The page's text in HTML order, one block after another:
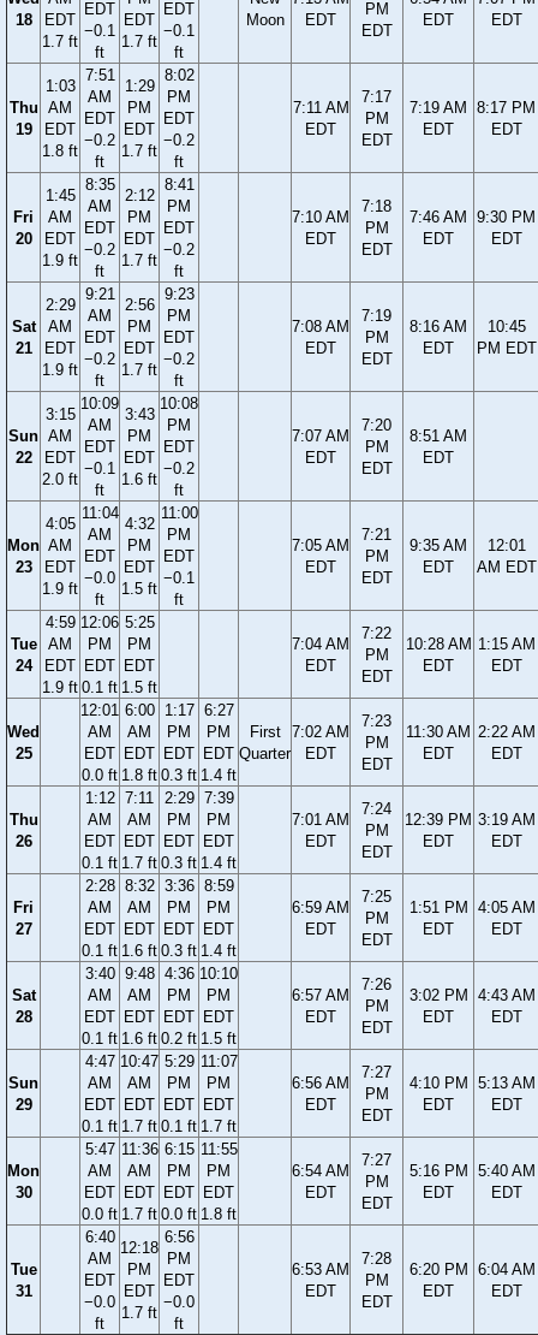
18
EDT
1.7 ft
EDT
−0.1
ft
EDT
1.7 ft
EDT
−0.1
ft
Moon
EDT
PM
EDT
EDT
EDT
Thu
19
1:03
AM
EDT
1.8 ft
7:51
AM
EDT
−0.2
ft
1:29
PM
EDT
1.7 ft
8:02
PM
EDT
−0.2
ft
7:11 AM
EDT
7:17
PM
EDT
7:19 AM
EDT
8:17 PM
EDT
Fri
20
1:45
AM
EDT
1.9 ft
8:35
AM
EDT
−0.2
ft
2:12
PM
EDT
1.7 ft
8:41
PM
EDT
−0.2
ft
7:10 AM
EDT
7:18
PM
EDT
7:46 AM
EDT
9:30 PM
EDT
Sat
21
2:29
AM
EDT
1.9 ft
9:21
AM
EDT
−0.2
ft
2:56
PM
EDT
1.7 ft
9:23
PM
EDT
−0.2
ft
7:08 AM
EDT
7:19
PM
EDT
8:16 AM
EDT
10:45
PM EDT
Sun
22
3:15
AM
EDT
2.0 ft
10:09
AM
EDT
−0.1
ft
3:43
PM
EDT
1.6 ft
10:08
PM
EDT
−0.2
ft
7:07 AM
EDT
7:20
PM
EDT
8:51 AM
EDT
Mon
23
4:05
AM
EDT
1.9 ft
11:04
AM
EDT
−0.0
ft
4:32
PM
EDT
1.5 ft
11:00
PM
EDT
−0.1
ft
7:05 AM
EDT
7:21
PM
EDT
9:35 AM
EDT
12:01
AM EDT
Tue
24
4:59
AM
EDT
1.9 ft
12:06
PM
EDT
0.1 ft
5:25
PM
EDT
1.5 ft
7:04 AM
EDT
7:22
PM
EDT
10:28 AM
EDT
1:15 AM
EDT
Wed
25
12:01
AM
EDT
0.0 ft
6:00
AM
EDT
1.8 ft
1:17
PM
EDT
0.3 ft
6:27
PM
EDT
1.4 ft
First
Quarter
7:02 AM
EDT
7:23
PM
EDT
11:30 AM
EDT
2:22 AM
EDT
Thu
26
1:12
AM
EDT
0.1 ft
7:11
AM
EDT
1.7 ft
2:29
PM
EDT
0.3 ft
7:39
PM
EDT
1.4 ft
7:01 AM
EDT
7:24
PM
EDT
12:39 PM
EDT
3:19 AM
EDT
Fri
27
2:28
AM
EDT
0.1 ft
8:32
AM
EDT
1.6 ft
3:36
PM
EDT
0.3 ft
8:59
PM
EDT
1.4 ft
6:59 AM
EDT
7:25
PM
EDT
1:51 PM
EDT
4:05 AM
EDT
Sat
28
3:40
AM
EDT
0.1 ft
9:48
AM
EDT
1.6 ft
4:36
PM
EDT
0.2 ft
10:10
PM
EDT
1.5 ft
6:57 AM
EDT
7:26
PM
EDT
3:02 PM
EDT
4:43 AM
EDT
Sun
29
4:47
AM
EDT
0.1 ft
10:47
AM
EDT
1.7 ft
5:29
PM
EDT
0.1 ft
11:07
PM
EDT
1.7 ft
6:56 AM
EDT
7:27
PM
EDT
4:10 PM
EDT
5:13 AM
EDT
Mon
30
5:47
AM
EDT
0.0 ft
11:36
AM
EDT
1.7 ft
6:15
PM
EDT
0.0 ft
11:55
PM
EDT
1.8 ft
6:54 AM
EDT
7:27
PM
EDT
5:16 PM
EDT
5:40 AM
EDT
Tue
31
6:40
AM
EDT
−0.0
ft
12:18
PM
EDT
1.7 ft
6:56
PM
EDT
−0.0
ft
6:53 AM
EDT
7:28
PM
EDT
6:20 PM
EDT
6:04 AM
EDT